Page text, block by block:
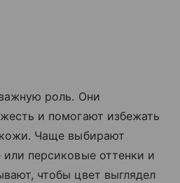
роль. Они
и помогают избежать
Чаще выбирают
персиковые оттенки и
чтобы цвет выглядел